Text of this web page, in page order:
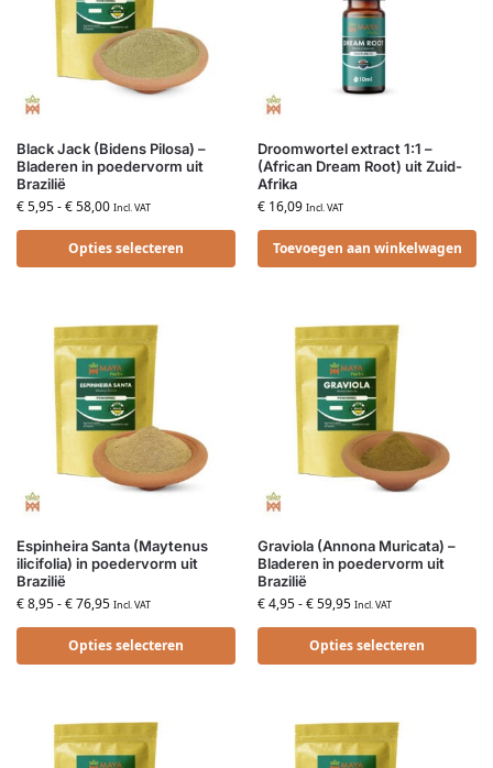
Black Jack (Bidens Pilosa) –
Bladeren in poedervorm uit
Brazilië
€5,95-€58,00 Incl. VAT
Opties selecteren
Droomwortel extract 1:1 –
(African Dream Root) uit Zuid-
Afrika
€ 16,09 Incl. VAT
Toevoegen aan winkelwagen
Espinheira Santa (Maytenus
ilicifolia) in poedervorm uit
Brazilië
€8,95-€76,95 Incl. VAT
Opties selecteren
Graviola (Annona Muricata) –
Bladeren in poedervorm uit
Brazilië
€4,95-€59,95 Incl. VAT
Opties selecteren